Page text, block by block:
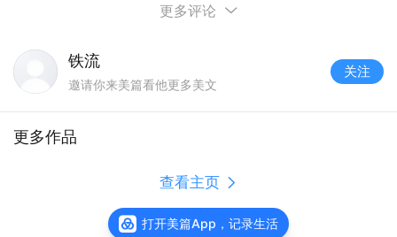
聊起来，跑月票是辛苦事，七十年代末至八十
吧，住街道口，到徐家棚上班，转二道车，十几站
大，离我家一站路，坐车人不多。车子越往前开，
每停一站，乘客越上越多，搞得前后门挤得满满
更多评论
铁流
邀请你来美篇看他更多美文
关注
更多作品
打开美篇App，记录生活